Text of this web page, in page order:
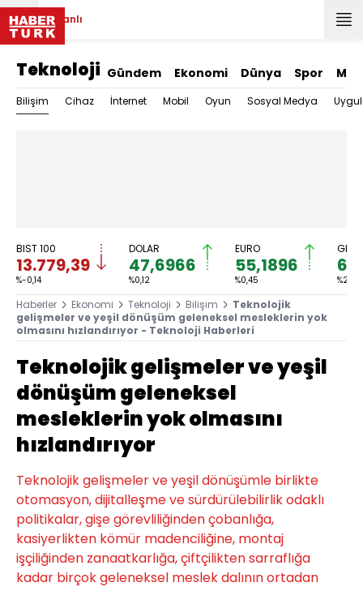
Canlı
Teknoloji Gündem Ekonomi Dünya Spor
Bilişim Cihaz İnternet Mobil Oyun Sosyal Medya
BIST 100
13.779,39
%-0,14
DOLAR
47,6966
%0,12
EURO
55,1896
%0,45 %2,59
Haberler Ekonomi Teknoloji Bilişim
Teknolojik
gelişmeler ve yeşil dönüşüm geleneksel mesleklerin yok
olmasını hızlandırıyor - Teknoloji Haberleri
Teknolojik gelişmeler ve yeşil
dönüşüm geleneksel
mesleklerin yok olmasını
hızlandırıyor
Teknolojik gelişmeler ve yeşil dönüşümle birlikte
otomasyon, dijitalleşme ve sürdürülebilirlik odaklı
politikalar, gişe görevliliğinden çobanlığa,
kasiyerlikten kömür madenciliğine, montaj
işçiliğinden zanaatkarlığa, çiftçilikten sarraflığa
kadar birçok geleneksel meslek dalının ortadan